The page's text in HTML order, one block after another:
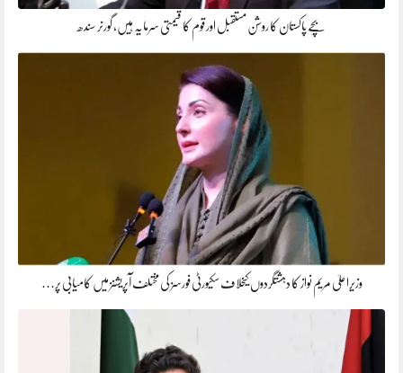
بچے پاکستان کا روشن مستقبل اور قوم کا قیمتی سرمایہ ہیں، گورنر سندھ
وزیراعلیٰ مریم نواز کا دہشتگردوں کیخلاف سکیورٹی فورسز کی مختلف آپریشنز میں کامیابی پر…